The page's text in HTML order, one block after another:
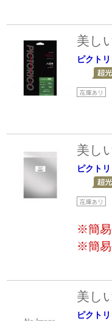
美し
ピクト
美し
ピクト
※簡易
※簡易
美し
ピクト